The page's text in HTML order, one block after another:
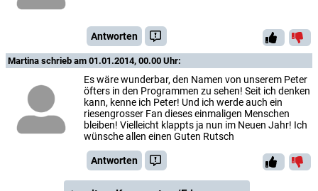
Antworten
Martina schrieb am 01.01.2014, 00.00 Uhr:
Es wäre wunderbar, den Namen von unserem Peter
öfters in den Programmen zu sehen! Seit ich denken
kann, kenne ich Peter! Und ich werde auch ein
riesengrosser Fan dieses einmaligen Menschen
bleiben! Vielleicht klappts ja nun im Neuen Jahr! Ich
wünsche allen einen Guten Rutsch
Antworten